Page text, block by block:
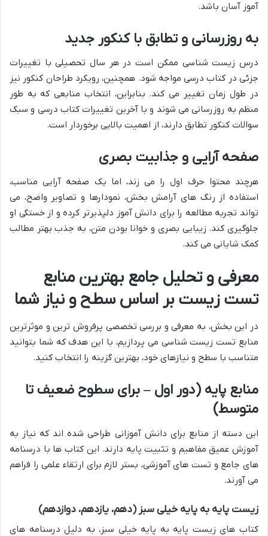
آموز آسان باشد.
به روزرسانی و تطابق با کنکور جدید
درس زیست شناسی ممکن است در هر سال تحصیلی با تغییرات
جزئی در کتاب درسی مواجه شود. همچنین، رویکرد طراحان کنکور نیز
در طول زمان تغییر می کند. بنابراین، انتخاب منابعی که به طور
منظم به روزرسانی می شوند و با آخرین تغییرات کتاب درسی و سبک
سوالات کنکور تطابق دارند، از اهمیت بالایی برخوردار است.
صفحه آرایی و جذابیت بصری
هرچند محتوا حرف اول را می زند، اما یک صفحه آرایی مناسب،
استفاده از رنگ های آرامش بخش، نمودارها و تصاویر واضح، می
تواند تجربه مطالعه را برای دانش آموز دلپذیرتر کرده و از خستگی او
جلوگیری کند. زیبایی بصری و خوانا بودن متن، به جذب بهتر مطالب
کمک شایانی می کند.
معرفی و تحلیل جامع بهترین منابع
تست زیست بر اساس سطح و نیاز شما
در این بخش، به معرفی و بررسی تخصصی پرفروش ترین و موثرترین
منابع تست زیست شناسی می پردازیم، با این هدف که شما بتوانید
متناسب با سطح و نیازهای خود، بهترین گزینه را انتخاب کنید.
منابع پایه (دور اول – برای سطوح ضعیف تا
متوسط)
این دسته از منابع برای دانش آموزانی طراحی شده اند که نیاز به
آموزش عمیق مفاهیم و تثبیت پایه دارند. این کتاب ها با درسنامه
های جامع و تست های آموزشی، بستر لازم برای ارتقاء علمی را فراهم
می آورند.
زیست پایه به پایه خیلی سبز (دهم، یازدهم، دوازدهم)
کتاب های زیست پایه به پایه خیلی سبز، به دلیل درسنامه های